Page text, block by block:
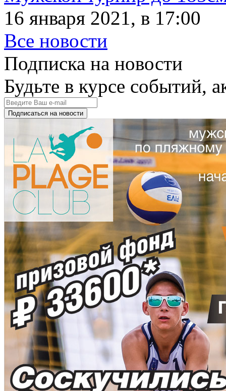
16 января 2021, в 17:00
Все новости
Подписка на новости
Будьте в курсе событий,
Подписаться на новости